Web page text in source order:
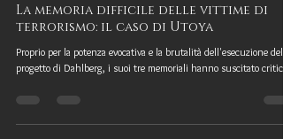
21 lug 2017
terrorismo: il caso di Utoya
progetto di Dahlberg, i suoi tre memoriali hanno suscitato